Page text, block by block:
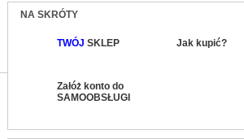
NA SKRÓTY
TWÓJ SKLEP Jak kupić?
Załóż konto do
SAMOOBSŁUGI